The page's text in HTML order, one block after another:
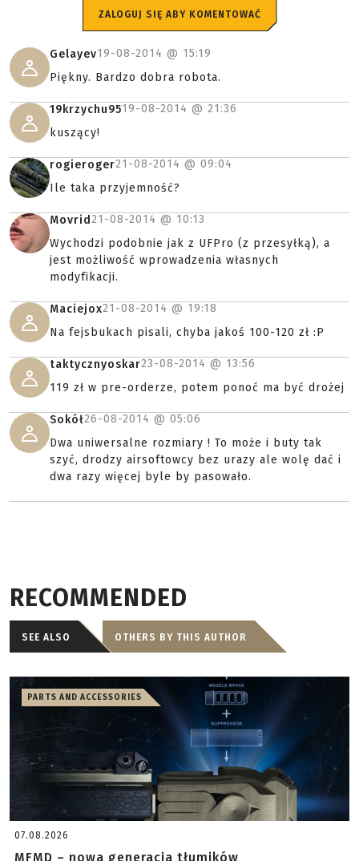
ZALOGUJ SIĘ ABY KOMENTOWAĆ
Gelayev19-08-2014 @ 15:19
Piękny. Bardzo dobra robota.
19krzychu9519-08-2014 @ 21:36
kuszący!
rogieroger21-08-2014 @ 09:04
Ile taka przyjemność?
Movrid21-08-2014 @ 10:13
Wychodzi podobnie jak z UFPro (z przesyłką), a
jest możliwość wprowadzenia własnych
modyfikacji.
Maciejox21-08-2014 @ 19:18
Na fejsbukach pisali, chyba jakoś 100-120 zł :P
taktycznyoskar23-08-2014 @ 13:56
119 zł w pre-orderze, potem ponoć ma być drożej
Sokół26-08-2014 @ 05:06
Dwa uniwersalne rozmiary ! To może i buty tak
szyć, drodzy airsoftowcy bez urazy ale wolę dać i
dwa razy więcej byle by pasowało.
RECOMMENDED
SEE ALSO OTHERS BY THIS AUTHOR
PARTS AND ACCESSORIES
07.08.2026
MFMD – nowa generacja tłumików